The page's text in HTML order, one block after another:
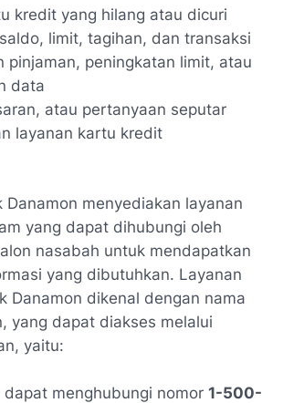
kredit yang hilang atau dicuri
limit, tagihan, dan transaksi
pinjaman, peningkatan limit, atau
data
atau pertanyaan seputar
layanan kartu kredit
Danamon menyediakan layanan
yang dapat dihubungi oleh
nasabah untuk mendapatkan
yang dibutuhkan. Layanan
Danamon dikenal dengan nama
yang dapat diakses melalui
yaitu:
dapat menghubungi nomor 1-500-